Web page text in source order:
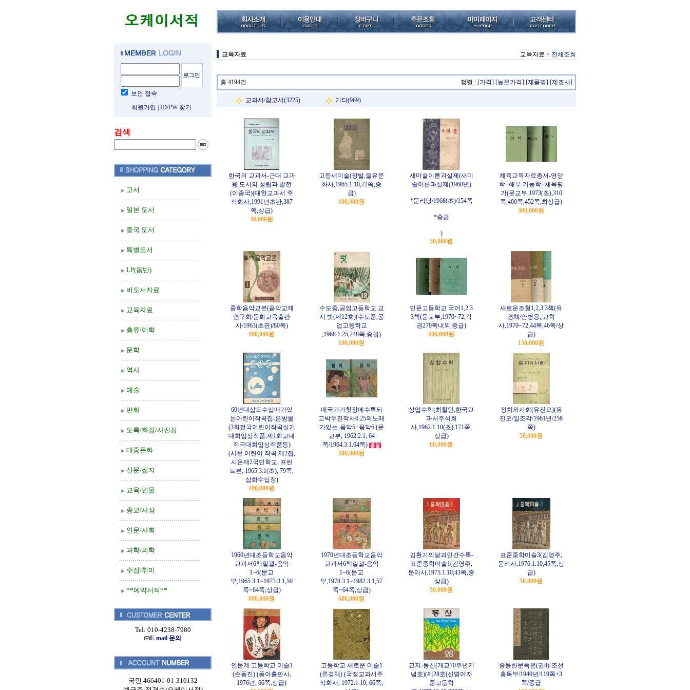
보안 접속
회원가입
ID/PW 찾기
검색
고서
일본 도서
중국 도서
특별도서
LP(음반)
비도서자료
교육자료
총류/어학
문학
역사
예술
만화
도록/화집/사진집
대중문화
신문/잡지
교육/인물
종교/사상
인문/사회
과학/의학
수집/취미
**예약서적**
Tel: 010-4238-7980
E-mail 문의
국민 466401-01-310132
교육자료 교육자료 > 전체조회
총 4194건 정렬 : [가격] [높은가격] [제품명] [제조사]
교과서/참고서(3225) 기타(969)
한국의 교과서-근대 교과
용 도서의 성립과 발전
(이종국)(대한교과서 주
식회사,1991년초판,387
쪽,상급)
30,000원
고등새미술(장발,을유문
화사,1965.1.10,72쪽,중
급)
100,000원
새미술이론과실제(새미
술이론과실제(1968년)
*문리당/1968(초)/154쪽
*중급
)
50,000원
체육교육자료총서-영양
학+해부.기능학+체육평
가(문교부,1973(초),310
쪽,400쪽,452쪽,최상급)
300,000원
중학음악교본(음악교재
연구회/문화교육출판
사/1963(초판)/80쪽)
100,000원
수도중,공업고등학교 교
지 벗(제12호)(수도중,공
업고등학교
,1968.1.25,248쪽,중급)
100,000원
인문고등학교 국어1,2,3
3책(문교부,1970~72,각
권270쪽내외,중급)
200,000원
새로운조형1,2,3 3책(유
경채/안병용,,교학
사,1970~72,44쪽,46쪽/상
급)
150,000원
60년대삽도수십매가있
는어린이작곡집-은방울
(3회전국어린이작곡실기
대회입상작품,제1회교내
작곡대회입상작품등)
(시온 어린이 작곡 제2집,
시온제2국민학교, 프린
트본, 1965.3.1(초), 79쪽,
삽화수십장)
100,000원
애국가가첫장에수록되
고박두진작사6.25의노래
가있는-음악5+음악6 (문
교부, 1962.2.1, 64
쪽/1964.3.1.64쪽)
300,000원
상업수학(최철인,한국교
과서주식회
사,1962.1.10(초),171쪽,
상급)
60,000원
정치와사회(유진오)(유
진오/일조각/1961년/256
쪽)
50,000원
1960년대초등학교음악
교과서6책일괄-음악
1~6(문교
부,1965.3.1~1973.3.1,50
쪽~64쪽,상급)
600,000원
1970년대초등학교음악
교과서6책일괄-음악
1~6(문교
부,1978.3.1~1982.3.1,57
쪽~64쪽,상급)
600,000원
김환기의달과인간수록-
표준중학미술1(김영주,
문리사,1975.1.10,43쪽,중
상급)
50,000원
표준중학미술3(김영주,
문리사,1976.1.10,45쪽,상
급)
50,000원
인문계 고등학교 미술1
(손동진) (동아출판사,
1976년, 66쪽,상급)
고등학교 새로운 미술1
(류경채) (국정교과서주
식회사, 1972.1.10, 66쪽,
교지-동산(개교70주년기
념호)(제28호(신명여자
중고등학
중등한문독본(권4)-조선
총독부/1940년/119쪽+3
쪽/중급